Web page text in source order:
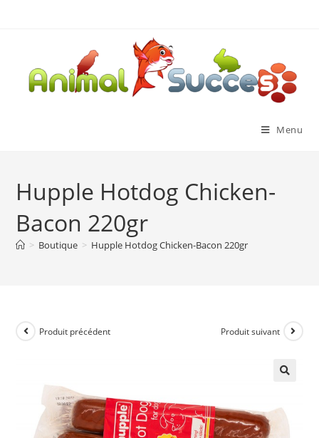
Menu
Hupple Hotdog Chicken-
Bacon 220gr
> Boutique > Hupple Hotdog Chicken-Bacon 220gr
Produit précédent Produit suivant